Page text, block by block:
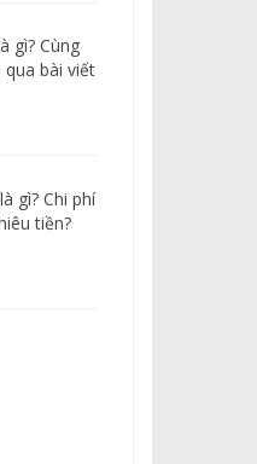
gì? Cùng
qua bài viết
gì? Chi phí
tiền?